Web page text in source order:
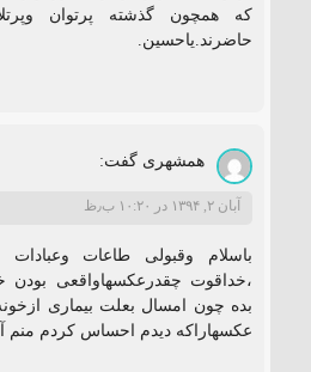
که همچون گذشته پرتوان
حاضرند.یاحسین.
همشهری گفت:
آبان ۲, ۱۳۹۴ در ۱۰:۲۰ ب٫ظ
باسلام وقبولی طاعات وعبادات
،خداقوت چقدرعکسهاواقعی بودن
بده چون امسال بعلت بیماری
عکسهاراکه دیدم احساس کردم منم